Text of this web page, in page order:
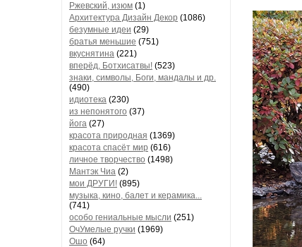
Ржевский, изюм (1)
Архитектура Дизайн Декор (1086)
безумные идеи (29)
братья меньшие (751)
вкуснятина (221)
вперёд, Ботхисатвы! (523)
знаки, символы, Боги, мандалы и др.
(490)
идиотека (230)
из непонятого (37)
йога (27)
красота природная (1369)
красота спасёт мир (616)
личное творчество (1498)
Мантэк Чиа (2)
мои ДРУГИ! (895)
музыка, кино, балет и керамика...
(741)
особо гениальные мысли (251)
ОчУмелые ручки (1969)
Ошо (64)